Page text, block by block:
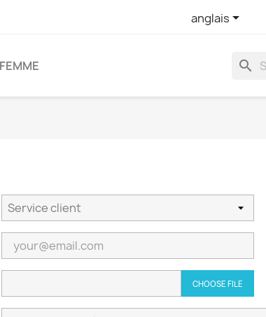
anglais
search
CHOOSE FILE